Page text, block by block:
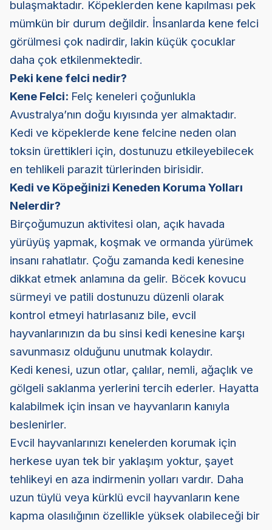
bulaşmaktadır. Köpeklerden kene kapılması pek
mümkün bir durum değildir. İnsanlarda kene felci
görülmesi çok nadirdir, lakin küçük çocuklar
daha çok etkilenmektedir.
Peki kene felci nedir?
Kene Felci: Felç keneleri çoğunlukla
Avustralya’nın doğu kıyısında yer almaktadır.
Kedi ve köpeklerde kene felcine neden olan
toksin ürettikleri için, dostunuzu etkileyebilecek
en tehlikeli parazit türlerinden birisidir.
Kedi ve Köpeğinizi Keneden Koruma Yolları
Nelerdir?
Birçoğumuzun aktivitesi olan, açık havada
yürüyüş yapmak, koşmak ve ormanda yürümek
insanı rahatlatır. Çoğu zamanda kedi kenesine
dikkat etmek anlamına da gelir. Böcek kovucu
sürmeyi ve patili dostunuzu düzenli olarak
kontrol etmeyi hatırlasanız bile, evcil
hayvanlarınızın da bu sinsi kedi kenesine karşı
savunmasız olduğunu unutmak kolaydır.
Kedi kenesi, uzun otlar, çalılar, nemli, ağaçlık ve
gölgeli saklanma yerlerini tercih ederler. Hayatta
kalabilmek için insan ve hayvanların kanıyla
beslenirler.
Evcil hayvanlarınızı kenelerden korumak için
herkese uyan tek bir yaklaşım yoktur, şayet
tehlikeyi en aza indirmenin yolları vardır. Daha
uzun tüylü veya kürklü evcil hayvanların kene
kapma olasılığının özellikle yüksek olabileceği bir